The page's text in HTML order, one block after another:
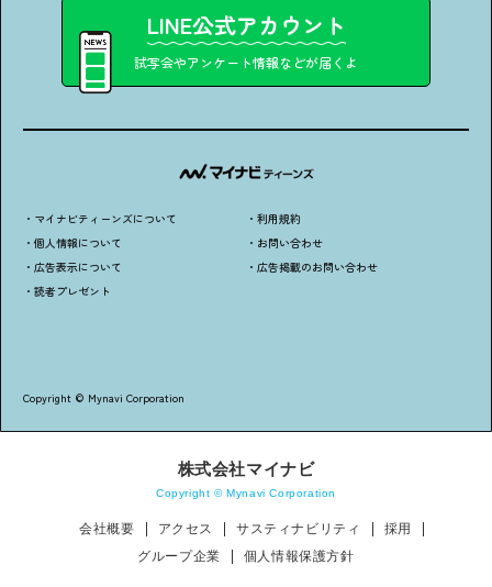
LINE公式アカウント
試写会やアンケート情報などが届くよ
・マイナビティーンズについて
・個人情報について
・広告表示について
・読者プレゼント
・利用規約
・お問い合わせ
・広告掲載のお問い合わせ
Copyright © Mynavi Corporation
株式会社マイナビ
Copyright © Mynavi Corporation
会社概要 アクセス サスティナビリティ
採用
グループ企業
個人情報保護方針